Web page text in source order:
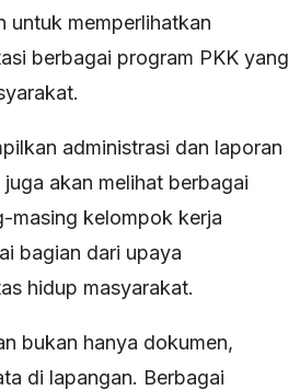
untuk memperlihatkan
berbagai program PKK yang
administrasi dan laporan
akan melihat berbagai
masing kelompok kerja
bagian dari upaya
hidup masyarakat.
bukan hanya dokumen,
di lapangan. Berbagai